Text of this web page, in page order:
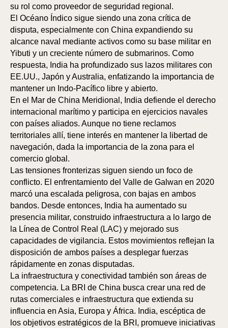
su rol como proveedor de seguridad regional.
El Océano Índico sigue siendo una zona crítica de
disputa, especialmente con China expandiendo su
alcance naval mediante activos como su base militar en
Yibuti y un creciente número de submarinos. Como
respuesta, India ha profundizado sus lazos militares con
EE.UU., Japón y Australia, enfatizando la importancia de
mantener un Indo-Pacífico libre y abierto.
En el Mar de China Meridional, India defiende el derecho
internacional marítimo y participa en ejercicios navales
con países aliados. Aunque no tiene reclamos
territoriales allí, tiene interés en mantener la libertad de
navegación, dada la importancia de la zona para el
comercio global.
Las tensiones fronterizas siguen siendo un foco de
conflicto. El enfrentamiento del Valle de Galwan en 2020
marcó una escalada peligrosa, con bajas en ambos
bandos. Desde entonces, India ha aumentado su
presencia militar, construido infraestructura a lo largo de
la Línea de Control Real (LAC) y mejorado sus
capacidades de vigilancia. Estos movimientos reflejan la
disposición de ambos países a desplegar fuerzas
rápidamente en zonas disputadas.
La infraestructura y conectividad también son áreas de
competencia. La BRI de China busca crear una red de
rutas comerciales e infraestructura que extienda su
influencia en Asia, Europa y África. India, escéptica de
los objetivos estratégicos de la BRI, promueve iniciativas